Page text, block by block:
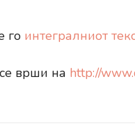
го интегралниот
врши на http://